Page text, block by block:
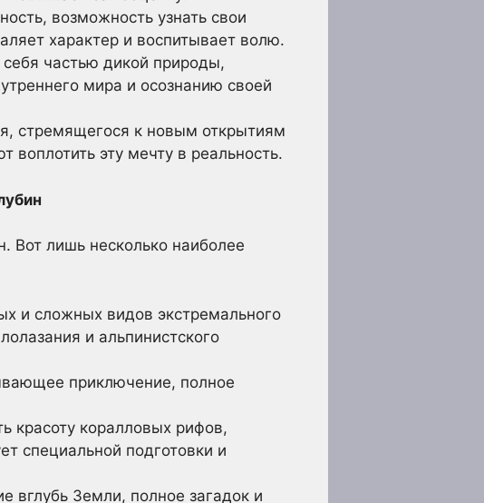
возможность узнать свои
характер и воспитывает волю.
частью дикой природы,
мира и осознанию своей
стремящегося к новым открытиям
эту мечту в реальность.
Вот лишь несколько наиболее
и сложных видов экстремального
и альпинистского
приключение, полное
красоту коралловых рифов,
специальной подготовки и
вглубь Земли, полное загадок и